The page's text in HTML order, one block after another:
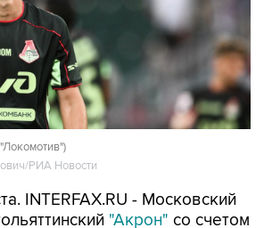
РИА Новости
INTERFAX.RU - Московский
"Акрон" со счетом